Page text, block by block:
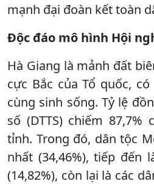
mạnh đại đoàn kết toàn
Độc đáo mô hình Hội
Hà Giang là mảnh đất
cực Bắc của Tổ quốc,
cùng sinh sống. Tỷ lệ
số (DTTS) chiếm
tỉnh. Trong đó, dân tộc
nhất (34,46%), tiếp đến
(14,82%), còn lại là các